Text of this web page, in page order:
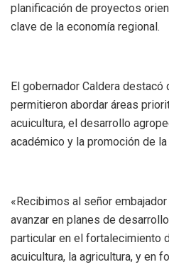
planificación de proyectos
clave de la economía regional.
El gobernador Caldera
permitieron abordar áreas
acuicultura, el desarrollo
académico y la promoción de la
«Recibimos al señor
avanzar en planes de
particular en el fortalecimiento
acuicultura, la agricultura, y en